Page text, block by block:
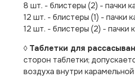
8 шт. - блистеры (2) - пачки
12 шт. - блистеры (1) - пачки
12 шт. - блистеры (2) - пачки
◊ Таблетки для
сторон таблетки;
воздуха внутри